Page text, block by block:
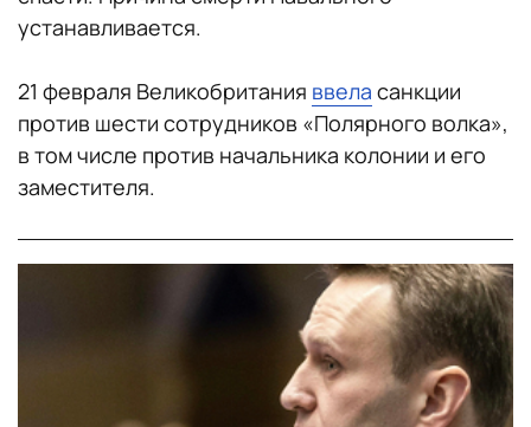
устанавливается.
21 февраля Великобритания ввела санкции
против шести сотрудников «Полярного волка»,
в том числе против начальника колонии и его
заместителя.